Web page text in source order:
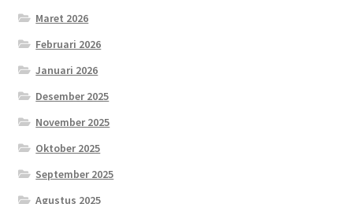
Maret 2026
Februari 2026
Januari 2026
Desember 2025
November 2025
Oktober 2025
September 2025
Agustus 2025